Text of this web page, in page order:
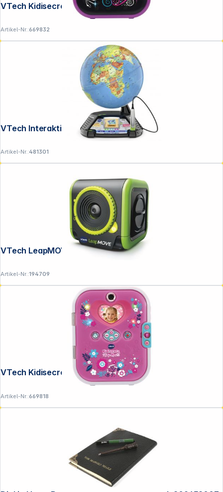
VTech Kidisecrets Selfie Music 2.0 black
Artikel-Nr.:669832
VTech Interaktiver Videoglobus
Artikel-Nr.:481301
VTech LeapMOVE
Artikel-Nr.:194709
VTech Kidisecrets Selfie Music 2.0
Artikel-Nr.:669818